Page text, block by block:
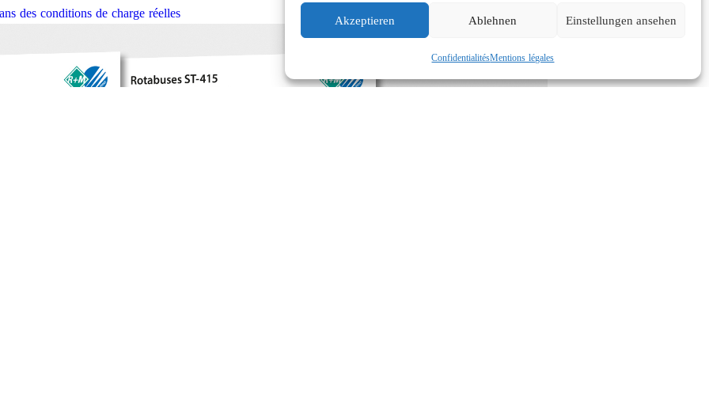
Akzeptieren Ablehnen Einstellungen ansehen
ConfidentialitésMentions légales
des conditions de charge réelles